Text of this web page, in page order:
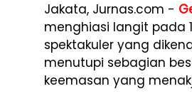
Jakata, Jurnas.com -
menghiasi langit pada
spektakuler yang
menutupi sebagian
keemasan yang